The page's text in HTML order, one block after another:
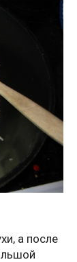
а после